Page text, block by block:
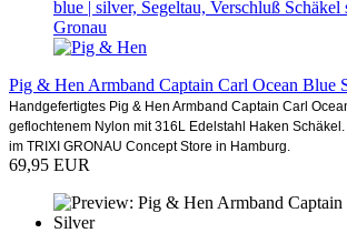
Pig & Hen Armband Captain Carl Ocean Blue
Handgefertigtes Pig & Hen Armband Captain Carl
geflochtenem Nylon mit 316L Edelstahl Haken Schäkel.
im TRIXI GRONAU Concept Store in Hamburg.
69,95 EUR